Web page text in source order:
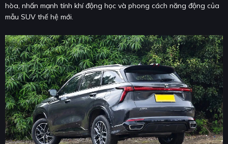
hòa, nhấn mạnh tính khí động học và phong cách năng động của
mẫu SUV thế hệ mới.